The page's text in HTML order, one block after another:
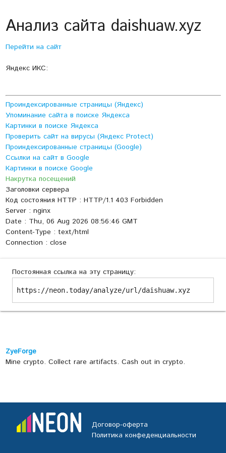
Анализ сайта daishuaw.xyz
Перейти на сайт
Яндекс ИКС:
Проиндексированные страницы (Яндекс)
Упоминание сайта в поиске Яндекса
Картинки в поиске Яндекса
Проверить сайт на вирусы (Яндекс Protect)
Проиндексированные страницы (Google)
Ссылки на сайт в Google
Картинки в поиске Google
Накрутка посещений
Заголовки сервера
Код состояния HTTP : HTTP/1.1 403 Forbidden
Server : nginx
Date : Thu, 06 Aug 2026 08:56:46 GMT
Content-Type : text/html
Connection : close
Постоянная ссылка на эту страницу:
https://neon.today/analyze/url/daishuaw.xyz
ZyeForge
Mine crypto. Collect rare artifacts. Cash out in crypto.
Договор-оферта
Политика конфеденциальности